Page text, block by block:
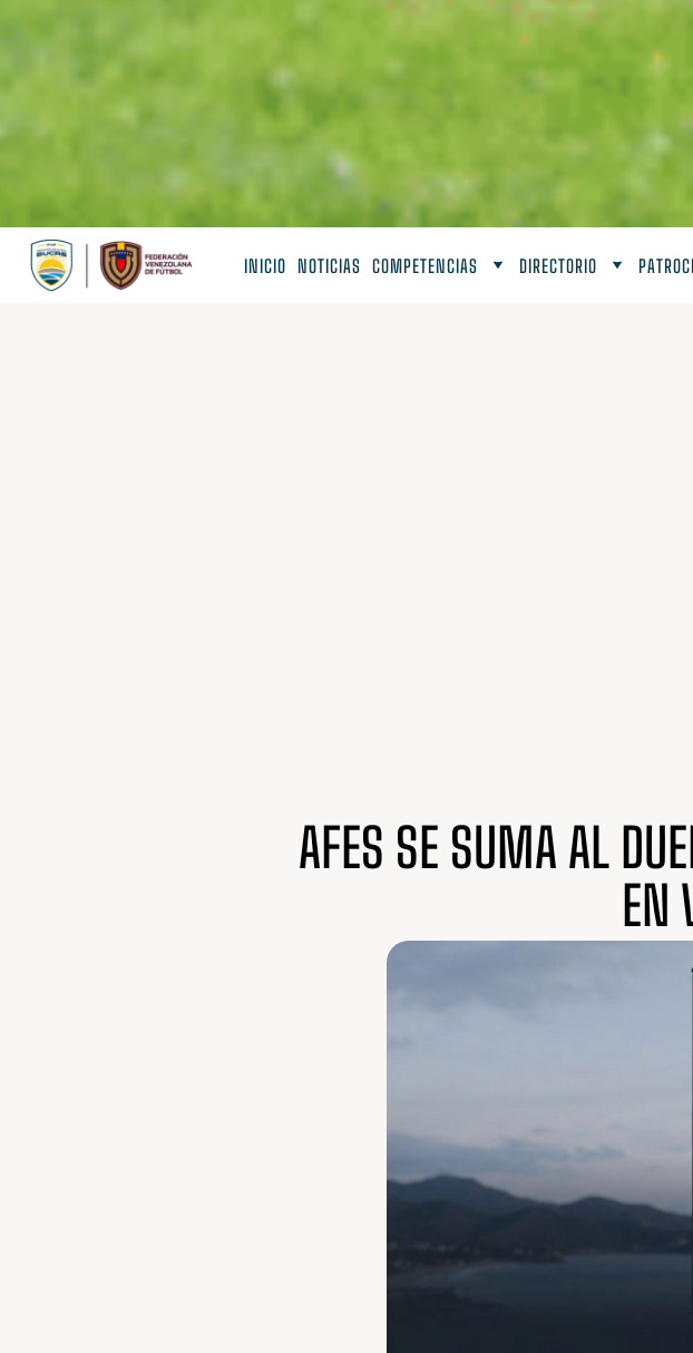
INICIO NOTICIAS COMPETENCIAS DIRECTORIO
AFES SE SUMA AL
EN